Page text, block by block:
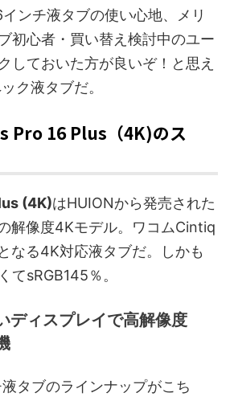
ンチ液タブの使い心地、メリ
初心者・買い替え検討中のユー
しておいた方が良いぞ！と思え
ク液タブだ。
Pro 16 Plus（4K)のス
(4K)はHUIONから発売された
解像度4Kモデル。ワコムCintiq
なる4K対応液タブだ。しかも
てsRGB145％。
ディスプレイで高解像度
タブのラインナップがこち